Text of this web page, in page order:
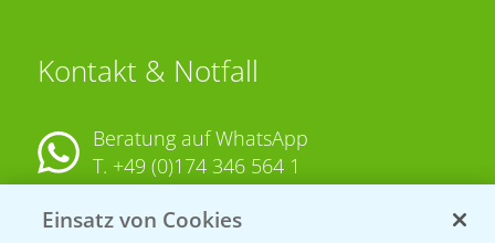
Kontakt & Notfall
Beratung auf WhatsApp
T. +49 (0)174 346 564 1
KONTAKT
Einsatz von Cookies